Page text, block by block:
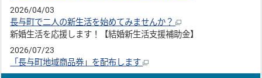
2026/04/03
長与町で二人の新生活を始めてみませんか？
新婚生活を応援します！【結婚新生活支援補助金】
2026/07/23
「長与町地域商品券」を配布します